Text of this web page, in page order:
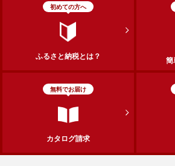
初めての方へ
ふるさと納税とは？ 簡
無料でお届け
カタログ請求